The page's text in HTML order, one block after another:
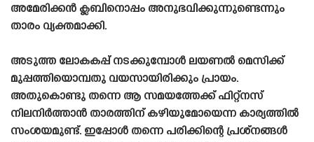
അമേരിക്കൻ ക്ലബിനൊപ്പം അനുഭവിക്കുന്നുണ്ടെന്നും
താരം വ്യക്തമാക്കി.
അടുത്ത ലോകകപ്പ് നടക്കുമ്പോൾ ലയണൽ മെസിക്ക്
മുപ്പത്തിയൊമ്പതു വയസായിരിക്കും പ്രായം.
അതുകൊണ്ടു തന്നെ ആ സമയത്തേക്ക് ഫിറ്റ്നസ്
നിലനിർത്താൻ താരത്തിന് കഴിയുമോയെന്ന കാര്യത്തിൽ
സംശയമുണ്ട്. ഇപ്പോൾ തന്നെ പരിക്കിന്റെ പ്രശ്‌നങ്ങൾ